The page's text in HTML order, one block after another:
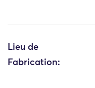
Lieu de
Fabrication: